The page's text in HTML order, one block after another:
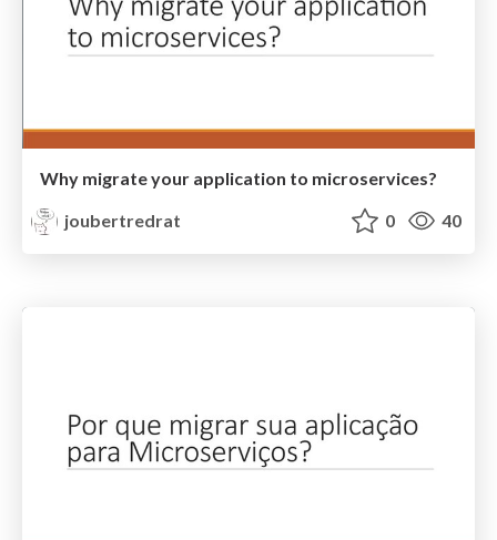
Why migrate your application to microservices?
joubertredrat
0 40